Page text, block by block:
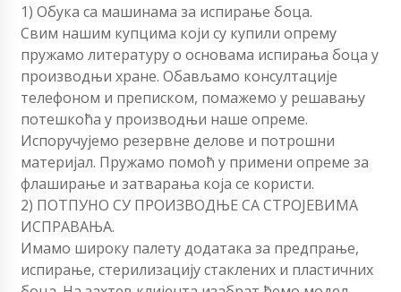
1) Обука са машинама за испирање боца.
Свим нашим купцима који су купили опрему
пружамо литературу о основама испирања боца у
производњи хране. Обављамо консултације
телефоном и преписком, помажемо у решавању
потешкоћа у производњи наше опреме.
Испоручујемо резервне делове и потрошни
материјал. Пружамо помоћ у примени опреме за
флаширање и затварања која се користи.
2) ПОТПУНО СУ ПРОИЗВОДЊЕ СА СТРОЈЕВИМА
ИСПРАВАЊА.
Имамо широку палету додатака за предпрање,
испирање, стерилизацију стаклених и пластичних